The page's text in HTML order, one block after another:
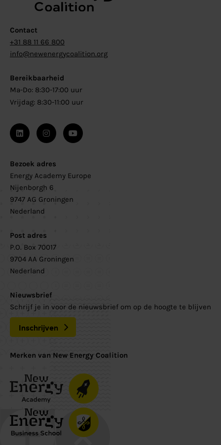
Contact
+31 88 11 66 800
info@newenergycoalition.org
Bereikbaarheid
Ma-Do: 8:30-17:00 uur
Vrijdag: 8:30-11:00 uur
Bezoek adres
Energy Academy Europe
Nijenborgh 6
9747 AG Groningen
Nederland
Post adres
P.O. Box 70017
9704 AA Groningen
Nederland
Nieuwsbrief
Schrijf je in voor de nieuwsbrief om op de hoogte te blijven
Inschrijven
Merken van New Energy Coalition